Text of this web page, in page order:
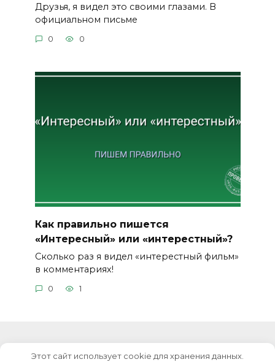
Друзья, я видел это своими глазами. В
официальном письме
0 0
Как правильно пишется
«Интересный» или «интерестный»?
Сколько раз я видел «интерестный фильм»
в комментариях!
0 1
© 2026 Уроки русского языка
Этот сайт использует cookie для хранения данных.